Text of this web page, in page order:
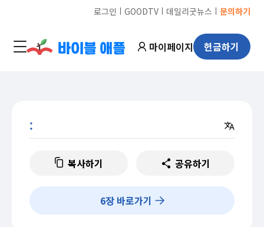
로그인 ㅣ GOODTVㅣ 데일리굿뉴스 ㅣ 문의하기
마이페이지 헌금하기
:
복사하기 공유하기
6장 바로가기